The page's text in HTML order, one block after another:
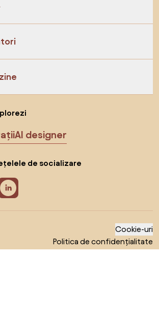
AI designer
de socializare
Cookie-uri
Politica de confidențialitate